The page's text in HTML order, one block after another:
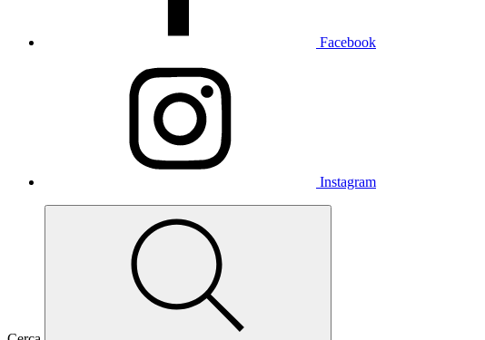
Facebook
Instagram